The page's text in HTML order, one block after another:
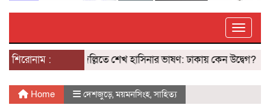
শিরোনাম : দিল্লিতে শেখ হাসিনার ভাষণ: ঢাকায় কেন উদ্বেগ? ৫
Home দেশজুড়ে,ময়মনসিংহ,সাহিত্য